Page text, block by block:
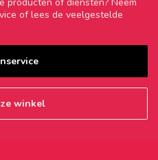
of lees de veelgestelde
winkel